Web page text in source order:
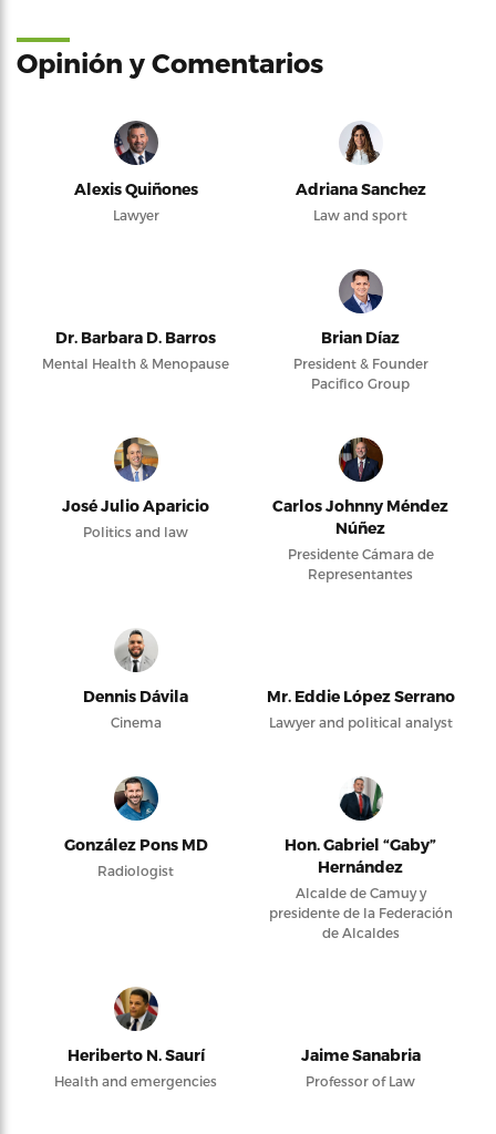
Opinión y Comentarios
Alexis Quiñones
Lawyer
Adriana Sanchez
Law and sport
Dr. Barbara D. Barros
Mental Health & Menopause
Brian Díaz
President & Founder
Pacifico Group
José Julio Aparicio
Politics and law
Carlos Johnny Méndez
Núñez
Presidente Cámara de
Representantes
Dennis Dávila
Cinema
Mr. Eddie López Serrano
Lawyer and political analyst
González Pons MD
Radiologist
Hon. Gabriel “Gaby”
Hernández
Alcalde de Camuy y
presidente de la Federación
de Alcaldes
Heriberto N. Saurí
Health and emergencies
Jaime Sanabria
Professor of Law